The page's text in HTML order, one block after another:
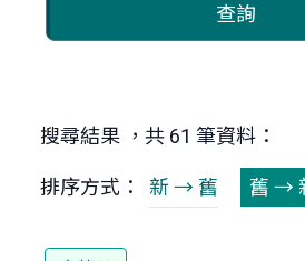
查詢
搜尋結果 ，共 61 筆資料：
排序方式： 新 → 舊 舊 →